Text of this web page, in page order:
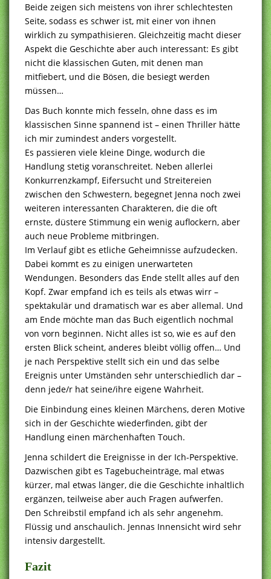
Beide zeigen sich meistens von ihrer schlechtesten
Seite, sodass es schwer ist, mit einer von ihnen
wirklich zu sympathisieren. Gleichzeitig macht dieser
Aspekt die Geschichte aber auch interessant: Es gibt
nicht die klassischen Guten, mit denen man
mitfiebert, und die Bösen, die besiegt werden
müssen…
Das Buch konnte mich fesseln, ohne dass es im
klassischen Sinne spannend ist – einen Thriller hätte
ich mir zumindest anders vorgestellt.
Es passieren viele kleine Dinge, wodurch die
Handlung stetig voranschreitet. Neben allerlei
Konkurrenzkampf, Eifersucht und Streitereien
zwischen den Schwestern, begegnet Jenna noch zwei
weiteren interessanten Charakteren, die die oft
ernste, düstere Stimmung ein wenig auflockern, aber
auch neue Probleme mitbringen.
Im Verlauf gibt es etliche Geheimnisse aufzudecken.
Dabei kommt es zu einigen unerwarteten
Wendungen. Besonders das Ende stellt alles auf den
Kopf. Zwar empfand ich es teils als etwas wirr –
spektakulär und dramatisch war es aber allemal. Und
am Ende möchte man das Buch eigentlich nochmal
von vorn beginnen. Nicht alles ist so, wie es auf den
ersten Blick scheint, anderes bleibt völlig offen… Und
je nach Perspektive stellt sich ein und das selbe
Ereignis unter Umständen sehr unterschiedlich dar –
denn jede/r hat seine/ihre eigene Wahrheit.
Die Einbindung eines kleinen Märchens, deren Motive
sich in der Geschichte wiederfinden, gibt der
Handlung einen märchenhaften Touch.
Jenna schildert die Ereignisse in der Ich-Perspektive.
Dazwischen gibt es Tagebucheinträge, mal etwas
kürzer, mal etwas länger, die die Geschichte inhaltlich
ergänzen, teilweise aber auch Fragen aufwerfen.
Den Schreibstil empfand ich als sehr angenehm.
Flüssig und anschaulich. Jennas Innensicht wird sehr
intensiv dargestellt.
Fazit